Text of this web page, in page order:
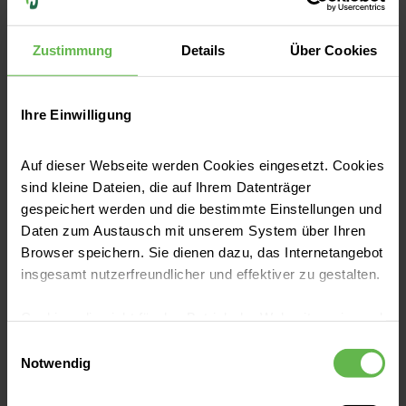
Zustimmung Details Über Cookies
Ihre Einwilligung
Auf dieser Webseite werden Cookies eingesetzt. Cookies
sind kleine Dateien, die auf Ihrem Datenträger
gespeichert werden und die bestimmte Einstellungen und
Daten zum Austausch mit unserem System über Ihren
Browser speichern. Sie dienen dazu, das Internetangebot
insgesamt nutzerfreundlicher und effektiver zu gestalten.
eingesetzt werden.
Notwendig
das Nervensystem kann es zu
Beeinträchtigungen kommen. Welche
Beschwerden neurologische Sehstörungen
Jetzt lesen
Herzkatheter bei Kindern: Was Eltern